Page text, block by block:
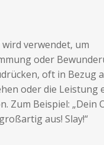
wird verwendet, um
oder
oft in Bezug
oder die Leistung
Zum Beispiel: „Dein
aus! Slay!“